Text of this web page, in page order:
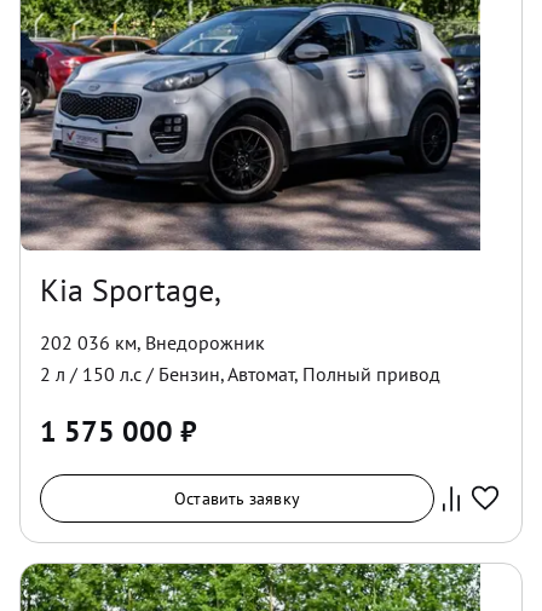
Kia Sportage,
202 036 км, Внедорожник
2 л / 150 л.с / Бензин,Автомат, Полный привод
1 575 000 ₽
Оставить заявку